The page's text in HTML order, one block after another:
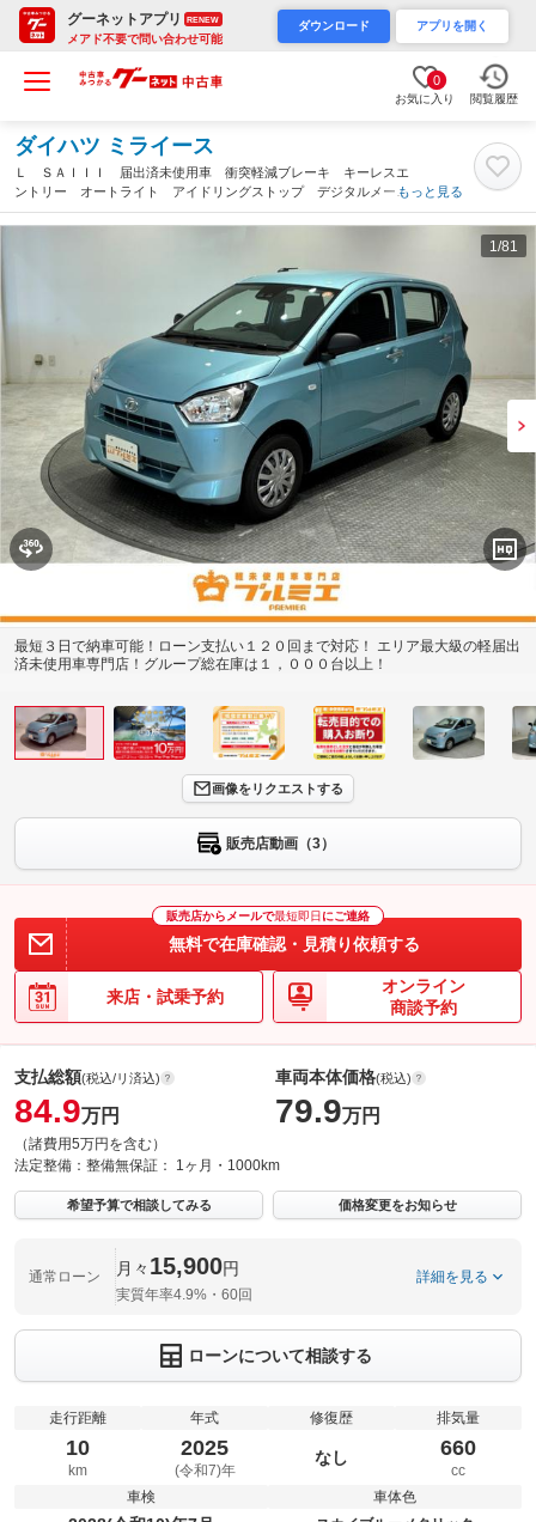
グーネットアプリ RENEW
メアド不要で問い合わせ可能
ダウンロード アプリを開く
0
お気に入り 閲覧履歴
ダイハツ ミライース
Ｌ ＳＡＩＩＩ 届出済未使用車 衝突軽減ブレーキ キーレスエ
ントリー オートライト アイドリングストップ デジタルメータ
ー コーナーセンサー マニュアルエアコン パワーウィンドウ
パワーステアリング 軽自動車（愛知県）
もっと見る
1 /81
最短３日で納車可能！ローン支払い１２０回まで対応！ エリア最大級の軽届出
済未使用車専門店！グループ総在庫は１，０００台以上！
画像をリクエストする
販売店動画（3）
販売店からメールで最短即日 にご連絡
無料で在庫確認・見積り依頼する
来店・試乗予約
オンライン
商談予約
支払総額(税込/リ済込)
84.9万円
（諸費用5万円を含む）
車両本体価格(税込)
79.9万円
法定整備： 整備無保証： 1ヶ月・1000km
希望予算で相談してみる 価格変更をお知らせ
通常ローン 月々 15,900円
実質年率4.9%・60回
詳細を見る
ローンについて相談する
走行距離
10
km
年式
2025
(令和7)年
修復歴
なし
排気量
660
cc
車検
車体色